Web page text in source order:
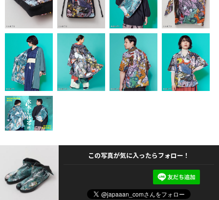
この写真が気に入ったらフォロー！